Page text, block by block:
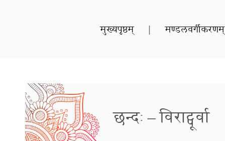
मुख्यपृष्ठम् | मण्डलवर्गीकरणम्
छन्दः – विराट्पूर्वा